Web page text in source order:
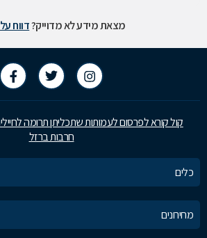
מצאת מידע לא מדוייק?דווח
קול קורא לפרסום לעמותות שתכליתן תרומה
חרבות ברזל
כלים
מחירונים